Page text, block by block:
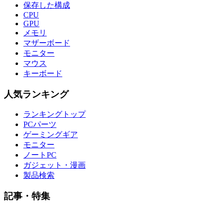
保存した構成
CPU
GPU
メモリ
マザーボード
モニター
マウス
キーボード
人気ランキング
ランキングトップ
PCパーツ
ゲーミングギア
モニター
ノートPC
ガジェット・漫画
製品検索
記事・特集